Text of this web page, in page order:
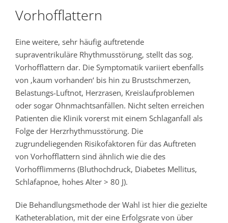
Vorhofflattern
Eine weitere, sehr häufig auftretende
supraventrikuläre Rhythmusstörung, stellt das sog.
Vorhofflattern dar. Die Symptomatik variiert ebenfalls
von ‚kaum vorhanden‘ bis hin zu Brustschmerzen,
Belastungs-Luftnot, Herzrasen, Kreislaufproblemen
oder sogar Ohnmachtsanfällen. Nicht selten erreichen
Patienten die Klinik vorerst mit einem Schlaganfall als
Folge der Herzrhythmusstörung. Die
zugrundeliegenden Risikofaktoren für das Auftreten
von Vorhofflattern sind ähnlich wie die des
Vorhofflimmerns (Bluthochdruck, Diabetes Mellitus,
Schlafapnoe, hohes Alter > 80 J).
Die Behandlungsmethode der Wahl ist hier die gezielte
Katheterablation, mit der eine Erfolgsrate von über